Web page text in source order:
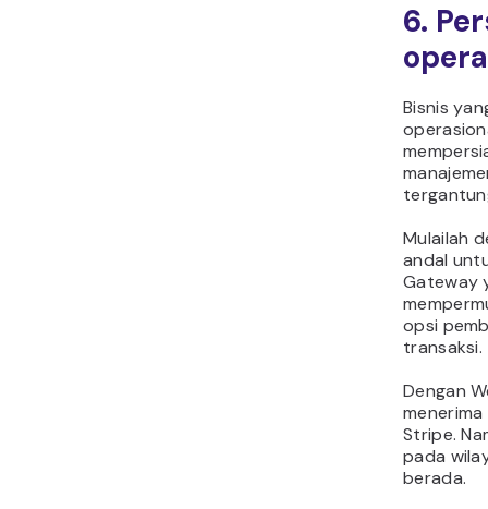
6.
Bisnis
Mulailah
andal
Gateway
opsi
transaksi.
Dengan
Stripe.
pada
berada.